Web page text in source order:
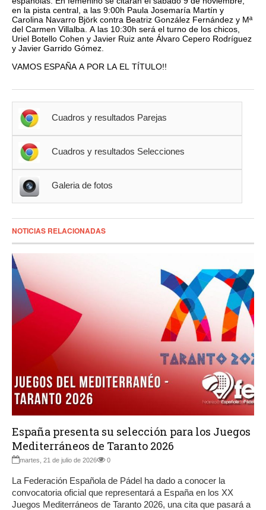
en la pista central, a las 9:00h Paula Josemaría Martín y
Carolina Navarro Björk contra Beatriz González Fernández y Mª
del Carmen Villalba. A las 10:30h será el turno de los chicos,
Uriel Botello Cohen y Javier Ruiz ante Álvaro Cepero Rodríguez
y Javier Garrido Gómez.
VAMOS ESPAÑA A POR LA EL TÍTULO!!
Cuadros y resultados Parejas
Cuadros y resultados Selecciones
Galeria de fotos
NOTICIAS RELACIONADAS
España presenta su selección para los Juegos
Mediterráneos de Taranto 2026
martes, 21 de julio de 2026 0
La Federación Española de Pádel ha dado a conocer la
convocatoria oficial que representará a España en los XX
Juegos Mediterráneos de Taranto 2026, una cita que pasará a